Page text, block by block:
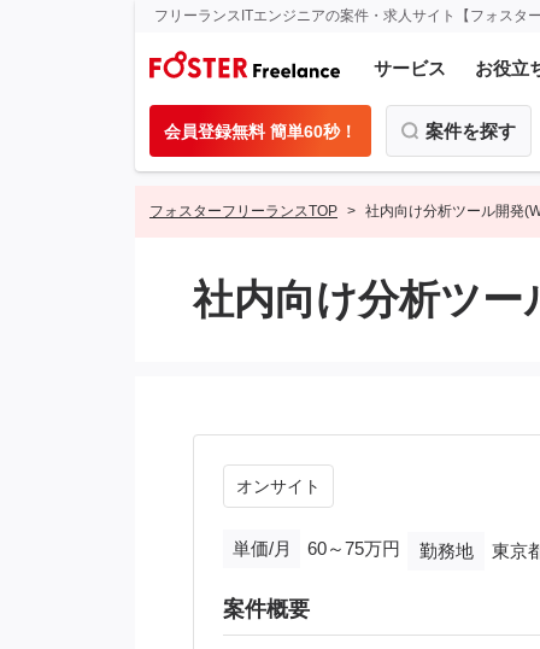
フリーランスITエンジニアの案件・求人サイト【フォスタ
サービス お役立
会員登録無料 簡単60秒！ 案件を探す
フォスターフリーランスTOP 社内向け分析ツール開発
社内向け分析ツ
オンサイト
単価/月 60～75万円 勤務地 東京
案件概要